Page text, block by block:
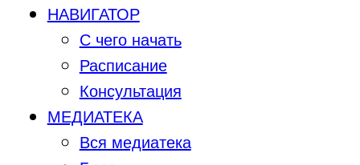
НАВИГАТОР
С чего начать
Расписание
Консультация
МЕДИАТЕКА
Вся медиатека